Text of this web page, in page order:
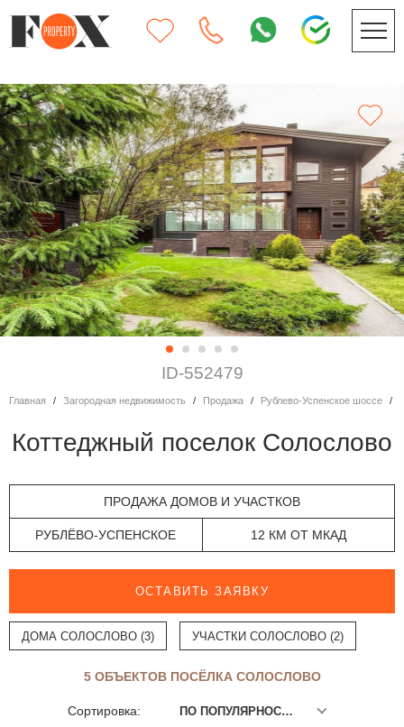
ID-552479
Главная Загородная недвижимость Продажа Рублево-Успенское шоссе
Коттеджный поселок Солослово
ПРОДАЖА ДОМОВ И УЧАСТКОВ
РУБЛЁВО-УСПЕНСКОЕ 12 КМ ОТ МКАД
ОСТАВИТЬ ЗАЯВКУ
ДОМА СОЛОСЛОВО (3) УЧАСТКИ СОЛОСЛОВО (2)
5 ОБЪЕКТОВ ПОСЁЛКА СОЛОСЛОВО
Сортировка: ПО ПОПУЛЯРНОСТИ